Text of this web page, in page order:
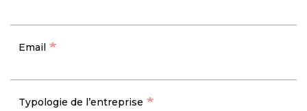
Email
Typologie de l’entreprise